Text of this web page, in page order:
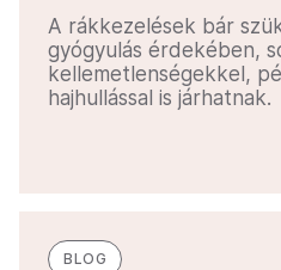
A rákkezelések bár
gyógyulás érdekében,
kellemetlenségekkel,
hajhullással is járhatnak.
BLOG